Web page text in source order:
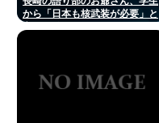
から「日本も核武装が必要」と